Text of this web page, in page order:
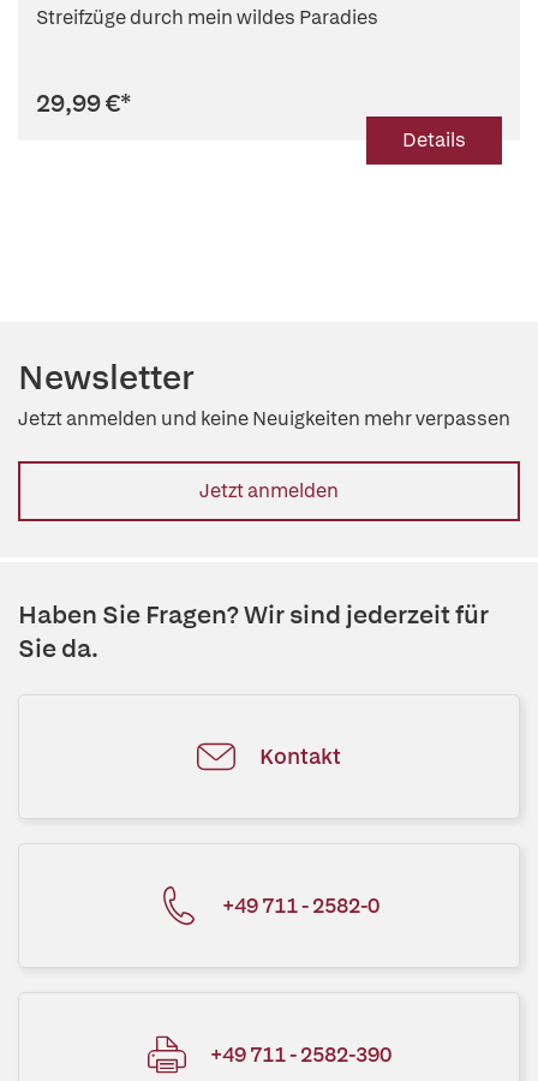
Streifzüge durch mein wildes Paradies
29,99 €*
Details
Newsletter
Jetzt anmelden und keine Neuigkeiten mehr verpassen
Jetzt anmelden
Haben Sie Fragen? Wir sind jederzeit für
Sie da.
Kontakt
+49 711 - 2582-0
+49 711 - 2582-390